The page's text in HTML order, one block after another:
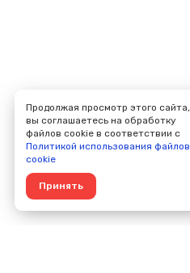
Продолжая просмотр этого сайта,
вы соглашаетесь на обработку
файлов cookie в соответствии с
Политикой использования файлов
cookie
Принять